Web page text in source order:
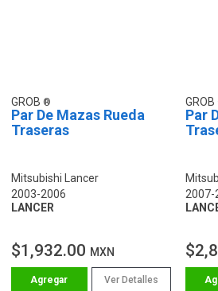
GROB
Par De Mazas Rueda
Traseras
Mitsubishi Lancer
2003-2006
LANCER
$1,932.00 MXN
Ver Detalles
GROB
Par
2007-